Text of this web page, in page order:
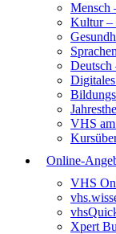
Mensch
Kultur –
Sprachen
Deutsch
VHS
Online-
VHS
Xpert